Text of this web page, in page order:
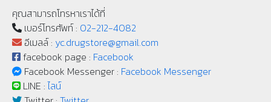
คุณสามารถโทรหาเราได้ที่
เบอร์โทรศัพท์ : 02-212-4082
อีเมลล์ : yc.drugstore@gmail.com
facebook page : Facebook
Facebook Messenger : Facebook Messenger
LINE :ไลน์